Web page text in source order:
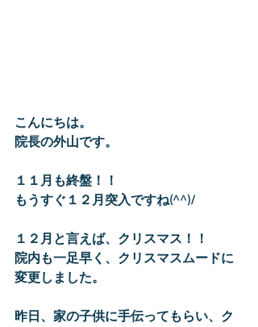
こんにちは。
院長の外山です。
１１月も終盤！！
もうすぐ１２月突入ですね(^^)/
１２月と言えば、クリスマス！！
院内も一足早く、クリスマスムードに
変更しました。
昨日、家の子供に手伝ってもらい、ク